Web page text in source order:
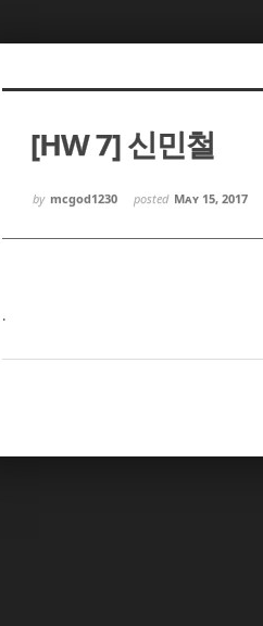
[HW 7] 신민철
by mcgod1230 posted May 15, 2017
.
5
5
5
5